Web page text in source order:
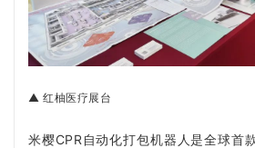
▲ 红柚医疗展台
米樱CPR自动化打包机器人是全球首